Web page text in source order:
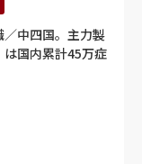
／中四国。主力製
国内累計45万症